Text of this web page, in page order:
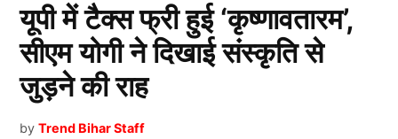
यूपी में टैक्स फ्री हुई ‘कृष्णावतारम’,
सीएम योगी ने दिखाई संस्कृति से
जुड़ने की राह
by Trend Bihar Staff